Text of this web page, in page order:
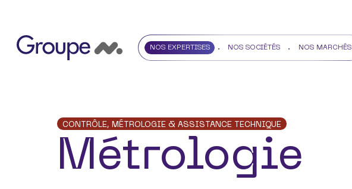
NOS EXPERTISES NOS SOCIÉTÉS NOS MARCHÉS
CONTRÔLE, MÉTROLOGIE & ASSISTANCE TECHNIQUE
Métrologie